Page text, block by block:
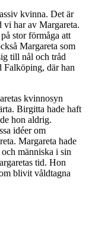
kvinna. Det är
vi har av Margareta.
stor förmåga att
Margareta som
till nål och tråd
där han
kvinnosyn
Birgitta hade haft
hon aldrig.
idéer om
Margareta hade
människa i sin
tid. Hon
blivit våldtagna